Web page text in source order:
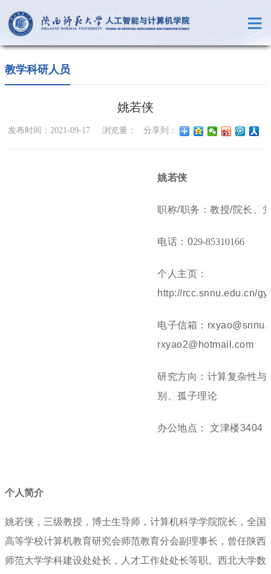
教学科研人员
姚若侠
发布时间：2021-09-17 浏览量： 分享到：
姚若侠
职称/职务：教授/院长、
电话：029-85310166
个人主页：
http://rcc.snnu.edu.cn/
电子信箱：
rxyao2@hotmail.com
研究方向：计算复杂性
别、孤子理论
办公地点： 文津楼3404
个人简介
姚若侠，三级教授，博士生导师，计算机科学学院院长，全国
高等学校计算机教育研究会师范教育分会副理事长，曾任陕西
师范大学学科建设处处长，人才工作处处长等职。西北大学数